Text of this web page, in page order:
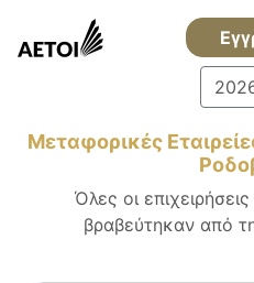
Μεταφορικές
Όλες οι
βραβεύτηκαν από